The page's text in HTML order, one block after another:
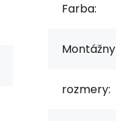
Farba:
rozmery: